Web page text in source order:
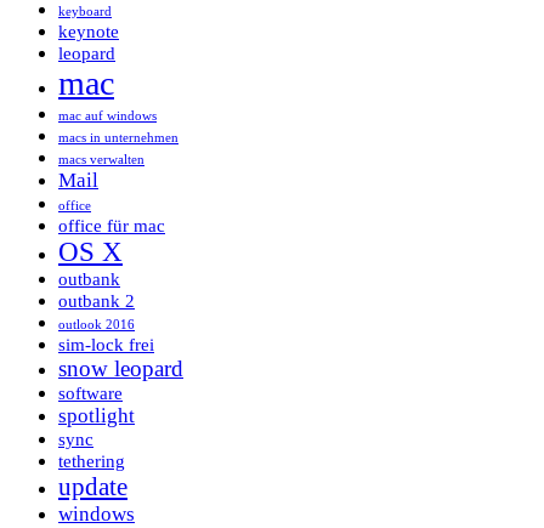
keyboard
keynote
leopard
mac
mac auf windows
macs in unternehmen
macs verwalten
Mail
office
office für mac
OS X
outbank
outbank 2
outlook 2016
sim-lock frei
snow leopard
software
spotlight
sync
tethering
update
windows